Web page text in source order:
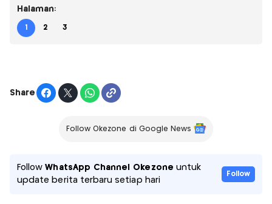
Halaman:
1 2 3
Share
Follow Okezone di Google News
FollowWhatsApp Channel Okezone untuk
update berita terbaru setiap hari
Follow